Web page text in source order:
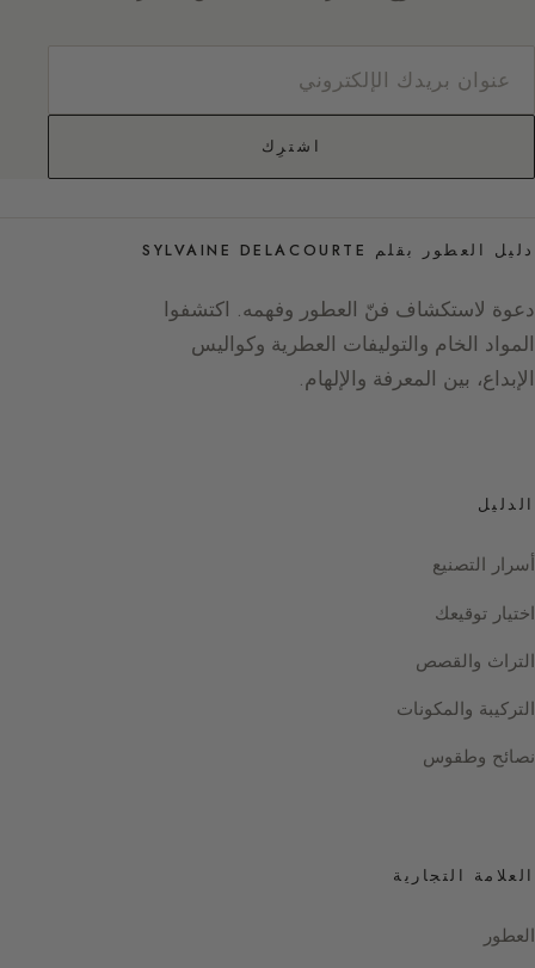
اشترِك
دليل العطور بقلم SYLVAINE DELACOURTE
دعوة لاستكشاف فنّ العطور وفهمه. اكتشفوا
المواد الخام والتوليفات العطرية وكواليس
الإبداع، بين المعرفة والإلهام.
الدليل
أسرار التصنيع
اختيار توقيعك
التراث والقصص
التركيبة والمكونات
نصائح وطقوس
العلامة التجارية
العطور